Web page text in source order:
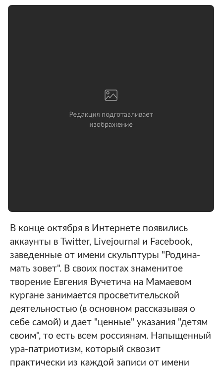
В конце октября в Интернете появились
аккаунты в Twitter, Livejournal и Facebook,
заведенные от имени скульптуры "Родина-
мать зовет". В своих постах знаменитое
творение Евгения Вучетича на Мамаевом
кургане занимается просветительской
деятельностью (в основном рассказывая о
себе самой) и дает "ценные" указания "детям
своим", то есть всем россиянам. Напыщенный
ура-патриотизм, который сквозит
практически из каждой записи от имени